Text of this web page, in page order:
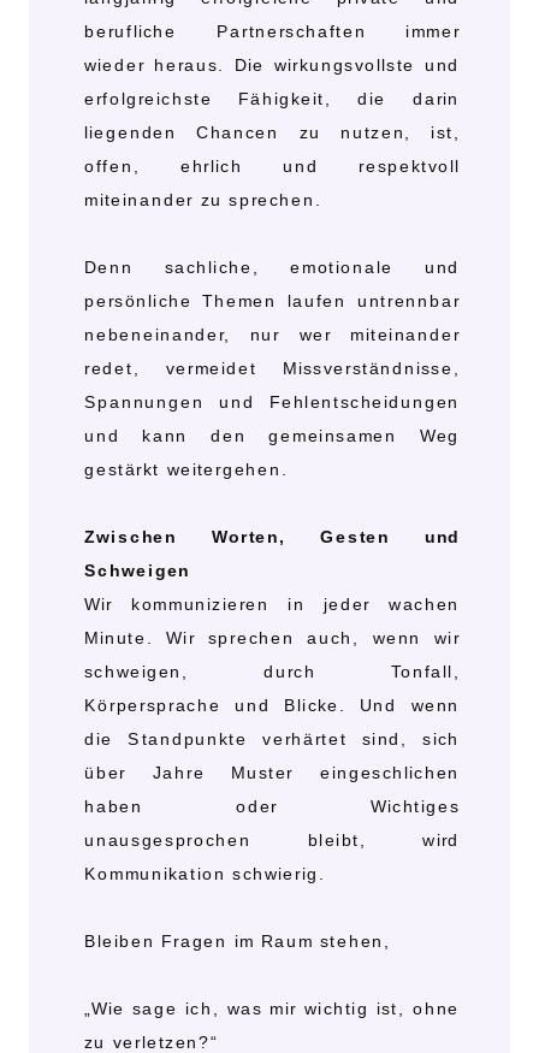
berufliche Partnerschaften immer
wieder heraus. Die wirkungsvollste und
erfolgreichste Fähigkeit, die darin
liegenden Chancen zu nutzen, ist,
offen, ehrlich und respektvoll
miteinander zu sprechen.
Denn sachliche, emotionale und
persönliche Themen laufen untrennbar
nebeneinander, nur wer miteinander
redet, vermeidet Missverständnisse,
Spannungen und Fehlentscheidungen
und kann den gemeinsamen Weg
gestärkt weitergehen.
Zwischen Worten, Gesten und
Schweigen
Wir kommunizieren in jeder wachen
Minute. Wir sprechen auch, wenn wir
schweigen, durch Tonfall,
Körpersprache und Blicke. Und wenn
die Standpunkte verhärtet sind, sich
über Jahre Muster eingeschlichen
haben oder Wichtiges
unausgesprochen bleibt, wird
Kommunikation schwierig.
Bleiben Fragen im Raum stehen,
„Wie sage ich, was mir wichtig ist, ohne
zu verletzen?“